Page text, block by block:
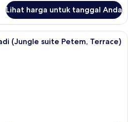
Lihat harga untuk tanggal Anda
Kabin, kolam renang pribadi (Jungle
(Jungle suite Petem, Terrace)